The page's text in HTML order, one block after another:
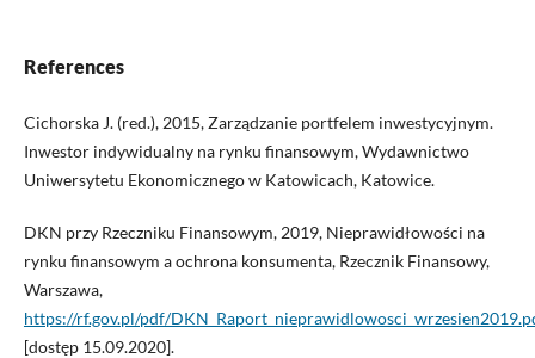
References
Cichorska J. (red.), 2015, Zarządzanie portfelem inwestycyjnym.
Inwestor indywidualny na rynku finansowym, Wydawnictwo
Uniwersytetu Ekonomicznego w Katowicach, Katowice.
DKN przy Rzeczniku Finansowym, 2019, Nieprawidłowości na
rynku finansowym a ochrona konsumenta, Rzecznik Finansowy,
Warszawa,
https://rf.gov.pl/pdf/
[dostęp 15.09.2020].